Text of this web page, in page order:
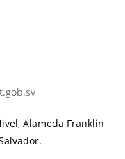
Alameda Franklin